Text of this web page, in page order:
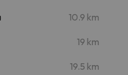
10.9 km
19 km
19.5 km